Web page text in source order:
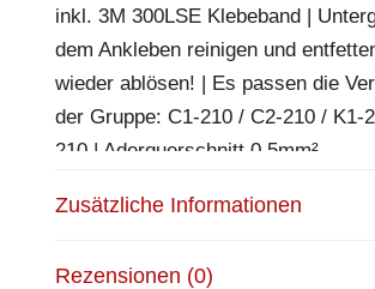
inkl. 3M 300LSE Klebeband |
dem Ankleben reinigen und
wieder ablösen! | Es passen die
der Gruppe: C1-210 / C2-210 / K1-
210 | Aderquerschnitt 0,5mm²
EPREL Datenblatt: Datenblatt
Zusätzliche Informationen
Rezensionen (0)